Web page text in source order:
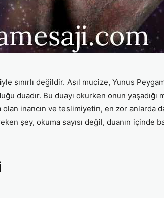
yle sınırlı değildir. Asıl mucize, Yunus
duadır. Bu duayı okurken onun yaşadığı
olan inancın ve teslimiyetin, en zor
şey, okuma sayısı değil, duanın içinde